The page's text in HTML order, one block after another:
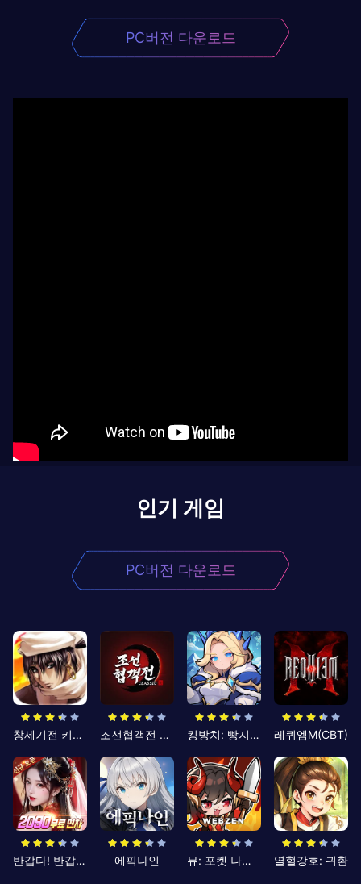
PC버전 다운로드
인기 게임
PC버전 다운로드
창세기전 키우기 조선협객전 클래식 킹방치: 빵지의 제왕 레퀴엠M(CBT)
반갑다! 반갑삼국지 에픽나인 뮤: 포켓 나이츠 열혈강호: 귀환